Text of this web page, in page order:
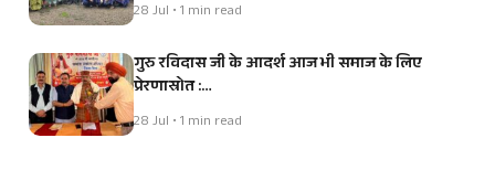
28 Jul • 1 min read
गुरु रविदास जी के आदर्श आज भी समाज के लिए
प्रेरणास्रोत :…
28 Jul • 1 min read